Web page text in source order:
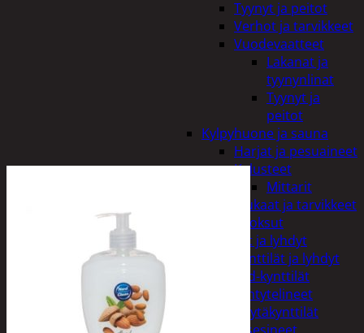
Tyynyt ja peitot
Verhot ja tarvikkeet
Vuodevaatteet
Lakanat ja
tyynynlinat
Tyynyt ja
peitot
Kylpyhuone ja sauna
Harjat ja pesuaineet
Kalusteet
Mittarit
Kiukaat ja tarvikkeet
Tuoksut
Kynttilät ja lyhdyt
Kynttilät ja lyhdyt
Led-kynttilät
Lyhtytelineet
Pöytäkynttilät